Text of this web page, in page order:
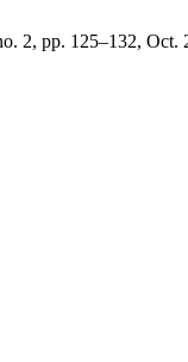
2, pp. 125–132, Oct.